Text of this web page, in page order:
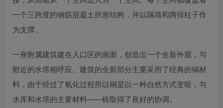
一个三跨度的钢筋混凝土拱形结构，并以隔墙和两排柱子作
为支撑。
一座附属建筑建在入口区的南面，创造出一个全新外观，与
附近的水塔相呼应。建筑的全新部分主要采用了经典的铜材
料，由于经过了氧化过程所以铜是以一种自然方式变暗，与
水库和水塔的主要材料——砖取得了良好的协调。